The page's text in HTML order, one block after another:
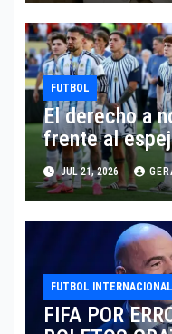
FUTBOL
El derecho a
frente al
JUL 21, 2026
FUTBOL INTERNACIONAL
FIFA POR